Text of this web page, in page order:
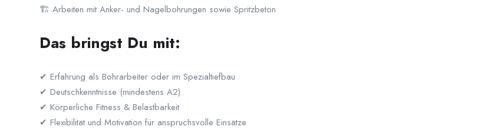
🏗 Arbeiten mit Anker- und Nagelbohrungen sowie Spritzbeton
Das bringst Du mit:
✔ Erfahrung als Bohrarbeiter oder im Spezialtiefbau
✔ Deutschkenntnisse (mindestens A2)
✔ Körperliche Fitness & Belastbarkeit
✔ Flexibilität und Motivation für anspruchsvolle Einsätze